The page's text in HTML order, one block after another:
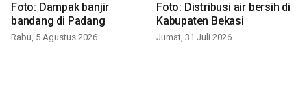
Foto: Dampak banjir
bandang di Padang
Rabu, 5 Agustus 2026
Foto: Distribusi air bersih di
Kabupaten Bekasi
Jumat, 31 Juli 2026